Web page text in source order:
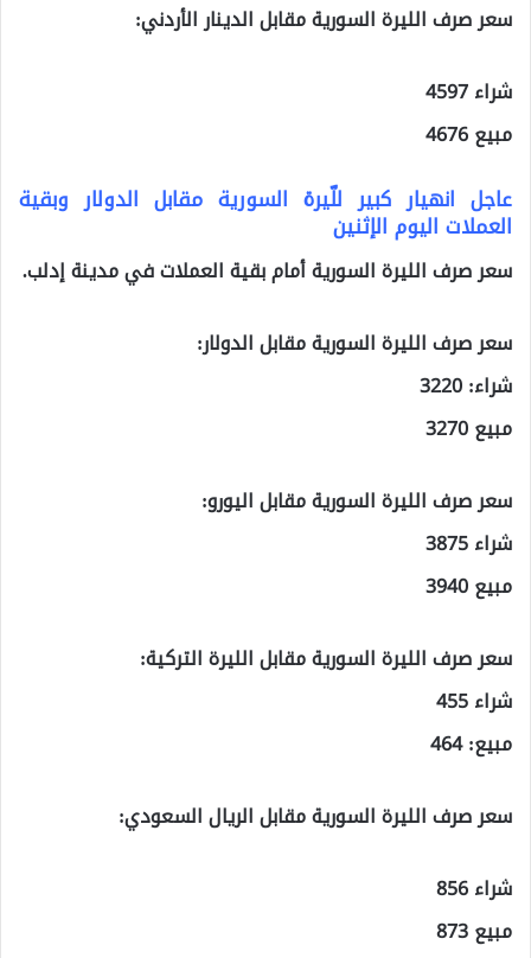
سعر صرف الليرة السورية مقابل الدينار الأردني:
شراء 4597
مبيع 4676
عاجل انهيار كبير للّيرة السورية مقابل الدولار وبقية
العملات اليوم الإثنين
سعر صرف الليرة السورية أمام بقية العملات في مدينة إدلب.
سعر صرف الليرة السورية مقابل الدولار:
شراء: 3220
مبيع 3270
سعر صرف الليرة السورية مقابل اليورو:
شراء 3875
مبيع 3940
سعر صرف الليرة السورية مقابل الليرة التركية:
شراء 455
مبيع: 464
سعر صرف الليرة السورية مقابل الريال السعودي:
شراء 856
مبيع 873